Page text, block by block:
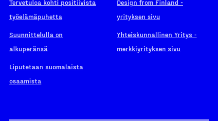
Tervetuloa kohti positiivista
työelämäpuhetta
Suunnittelulla on
alkuperänsä
Liputetaan suomalaista
osaamista
Design from Finland -
yrityksen sivu
Yhteiskunnallinen Yritys -
merkkiyrityksen sivu